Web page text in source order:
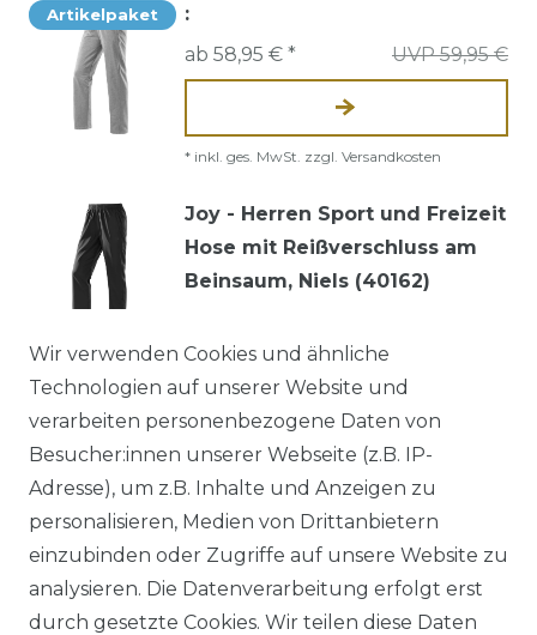
Artikelpaket
:
UVP 59,95 €
ab 58,95 € *
* inkl. ges. MwSt. zzgl. Versandkosten
Joy - Herren Sport und Freizeit
Hose mit Reißverschluss am
Beinsaum, Niels (40162)
*inkl. ges. MwSt.zzgl. Versandkosten
Authentic klein - Herren Sport
und Freizeit Hose aus
Baumwollmischung in
verschiedenen Farben (53022)
ab 54,95 € *
Wir verwenden Cookies und ähnliche
Technologien auf unserer Website und
verarbeiten personenbezogene Daten von
Besucher:innen unserer Webseite (z.B. IP-
Adresse), um z.B. Inhalte und Anzeigen zu
personalisieren, Medien von Drittanbietern
einzubinden oder Zugriffe auf unsere Website zu
analysieren. Die Datenverarbeitung erfolgt erst
durch gesetzte Cookies. Wir teilen diese Daten